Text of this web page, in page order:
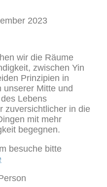
2023
wir die Räume
zwischen Yin
Prinzipien in
unserer Mitte und
Lebens
zuversichtlicher in die
mit mehr
begegnen.
besuche bitte